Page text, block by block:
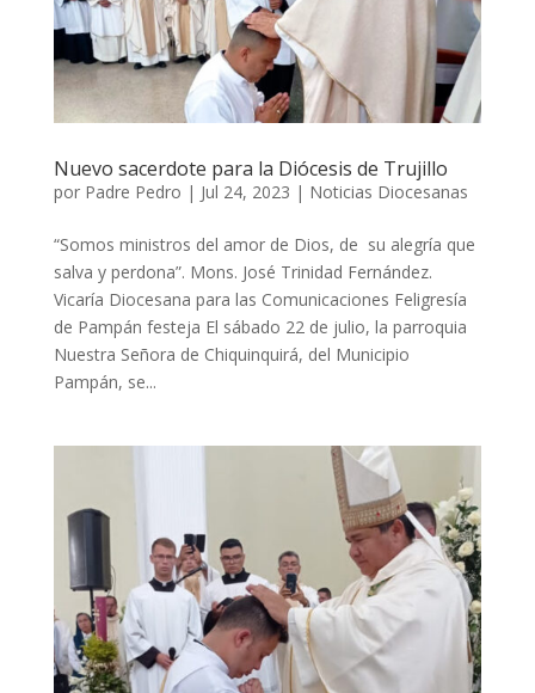
Nuevo sacerdote para la Diócesis de Trujillo
por Padre Pedro | Jul 24, 2023 | Noticias Diocesanas
“Somos ministros del amor de Dios, de su alegría que
salva y perdona”. Mons. José Trinidad Fernández.
Vicaría Diocesana para las Comunicaciones Feligresía
de Pampán festeja El sábado 22 de julio, la parroquia
Nuestra Señora de Chiquinquirá, del Municipio
Pampán, se...